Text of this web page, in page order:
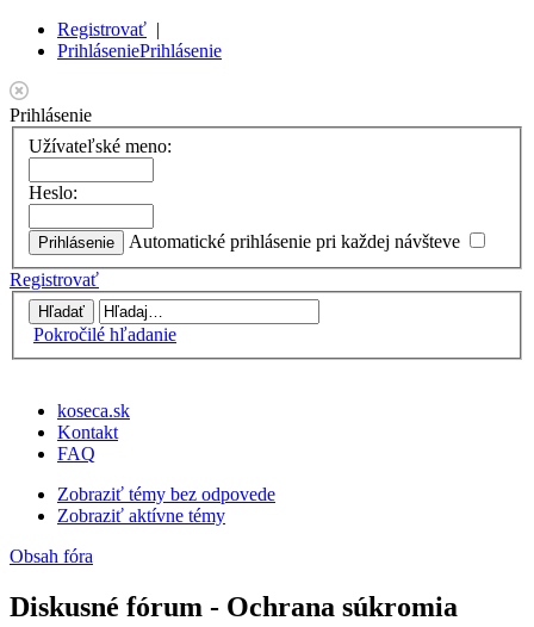
Registrovať |
PrihláseniePrihlásenie
Prihlásenie
Užívateľské meno:
Heslo:
Automatické prihlásenie pri každej návšteve
Registrovať
Pokročilé hľadanie
koseca.sk
Kontakt
FAQ
Zobraziť témy bez odpovede
Zobraziť aktívne témy
Obsah fóra
Diskusné fórum - Ochrana súkromia